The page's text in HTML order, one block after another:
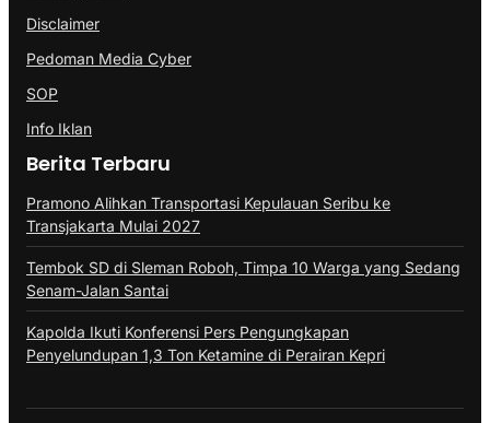
Disclaimer
Pedoman Media Cyber
SOP
Info Iklan
Berita Terbaru
Pramono Alihkan Transportasi Kepulauan Seribu ke
Transjakarta Mulai 2027
Tembok SD di Sleman Roboh, Timpa 10 Warga yang Sedang
Senam-Jalan Santai
Kapolda Ikuti Konferensi Pers Pengungkapan
Penyelundupan 1,3 Ton Ketamine di Perairan Kepri